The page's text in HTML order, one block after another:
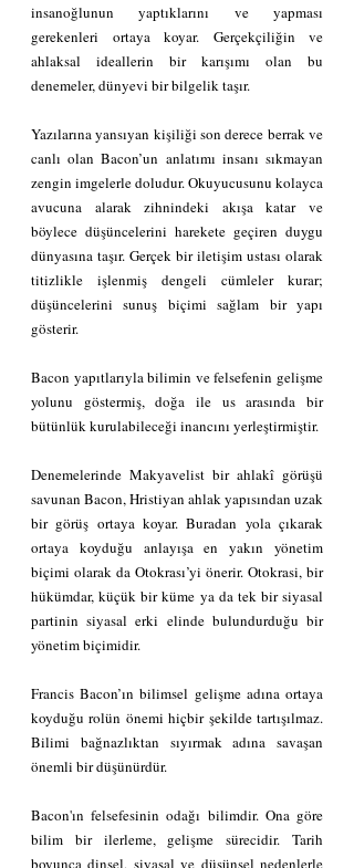
insanoğlunun yaptıklarını ve yapması
gerekenleri ortaya koyar. Gerçekçiliğin ve
ahlaksal ideallerin bir karışımı olan bu
denemeler, dünyevi bir bilgelik taşır.
Yazılarına yansıyan kişiliği son derece berrak ve
canlı olan Bacon’un anlatımı insanı sıkmayan
zengin imgelerle doludur. Okuyucusunu kolayca
avucuna alarak zihnindeki akışa katar ve
böylece düşüncelerini harekete geçiren duygu
dünyasına taşır. Gerçek bir iletişim ustası olarak
titizlikle işlenmiş dengeli cümleler kurar;
düşüncelerini sunuş biçimi sağlam bir yapı
gösterir.
Bacon yapıtlarıyla bilimin ve felsefenin gelişme
yolunu göstermiş, doğa ile us arasında bir
bütünlük kurulabileceği inancını yerleştirmiştir.
Denemelerinde Makyavelist bir ahlakî görüşü
savunan Bacon, Hristiyan ahlak yapısından uzak
bir görüş ortaya koyar. Buradan yola çıkarak
ortaya koyduğu anlayışa en yakın yönetim
biçimi olarak da Otokrası’yi önerir. Otokrasi, bir
hükümdar, küçük bir küme ya da tek bir siyasal
partinin siyasal erki elinde bulundurduğu bir
yönetim biçimidir.
Francis Bacon’ın bilimsel gelişme adına ortaya
koyduğu rolün önemi hiçbir şekilde tartışılmaz.
Bilimi bağnazlıktan sıyırmak adına savaşan
önemli bir düşünürdür.
Bacon'ın felsefesinin odağı bilimdir. Ona göre
bilim bir ilerleme, gelişme sürecidir. Tarih
boyunca dinsel, siyasal ve düşünsel nedenlerle